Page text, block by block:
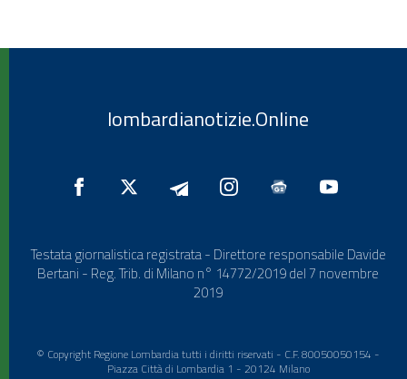
lombardianotizie.Online
Testata giornalistica registrata - Direttore responsabile Davide
Bertani - Reg. Trib. di Milano n° 14772/2019 del 7 novembre
2019
© Copyright Regione Lombardia tutti i diritti riservati - C.F. 80050050154 -
Piazza Città di Lombardia 1 - 20124 Milano